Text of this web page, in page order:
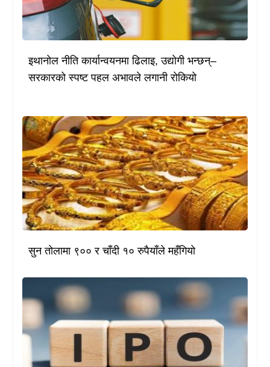
इथानोल नीति कार्यान्वयनमा ढिलाइ, उद्योगी भन्छन्–
सरकारको स्पष्ट पहल अभावले लगानी रोकियो
सुन तोलामा ९०० र चाँदी १० रुपैयाँले महँगियो